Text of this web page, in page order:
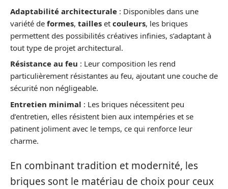
Adaptabilité architecturale : Disponibles dans une
variété de formes, tailles et couleurs, les briques
permettent des possibilités créatives infinies, s’adaptant à
tout type de projet architectural.
Résistance au feu : Leur composition les rend
particulièrement résistantes au feu, ajoutant une couche de
sécurité non négligeable.
Entretien minimal : Les briques nécessitent peu
d’entretien, elles résistent bien aux intempéries et se
patinent joliment avec le temps, ce qui renforce leur
charme.
En combinant tradition et modernité, les
briques sont le matériau de choix pour ceux